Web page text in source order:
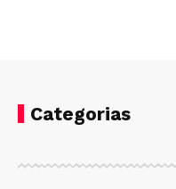
Categorias